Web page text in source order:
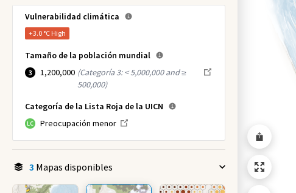
Vulnerabilidad climática
+3.0 °C High
Tamaño de la población mundial
3 1,200,000 (Categoría 3: < 5,000,000 and ≥
500,000)
Categoría de la Lista Roja de la UICN
LC Preocupación menor
3 Mapas disponibles